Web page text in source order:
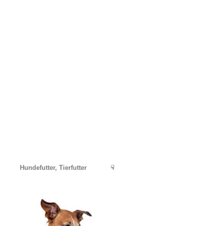
Hundefutter, Tierfutter ☟